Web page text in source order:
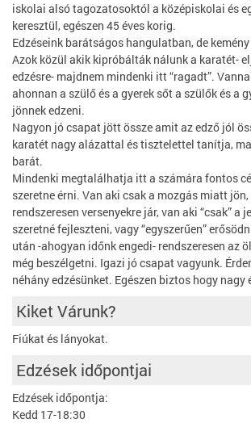
iskolai alsó tagozatosoktól a középiskolai és
keresztül, egészen 45 éves korig.
Edzéseink barátságos hangulatban, de
Azok közül akik kipróbálták nálunk a karatét-
edzésre- majdnem mindenki itt “ragadt”.
ahonnan a szülő és a gyerek sőt a szülők és a
jönnek edzeni.
Nagyon jó csapat jött össze amit az edző jól
karatét nagy alázattal és tisztelettel tanítja,
barát.
Mindenki megtalálhatja itt a számára fontos
szeretne érni. Van aki csak a mozgás miatt
rendszeresen versenyekre jár, van aki “csak” a
szeretné fejleszteni, vagy “egyszerűen”
után -ahogyan időnk engedi- rendszeresen az
még beszélgetni. Igazi jó csapat vagyunk.
néhány edzésünket. Egészen biztos hogy nagy
Kiket Várunk?
Fiúkat és lányokat.
Edzések időpontjai
Edzések időpontja:
Kedd 17-18:30